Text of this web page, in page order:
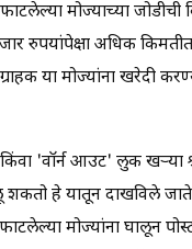
मोज्याच्या
रुपयांपेक्षा अधिक
या मोज्यांना खरेदी
'वॉर्न आउट' लुक खऱ्या
हे यातून दाखविले जाते.
फाटलेल्या मोज्यांना